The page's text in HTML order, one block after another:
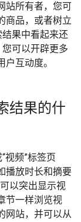
站所有者，您可
商品，或者树立
果中看起来还
可以开辟更多
互动度。
结果的什
视频”标签页
播放时长和摘要
以突出显示视
节一样浏览视
网站，并可以从